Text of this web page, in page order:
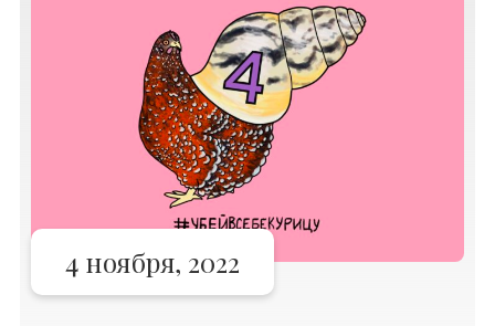
сетей. В мирное время в
4 ноября, 2022